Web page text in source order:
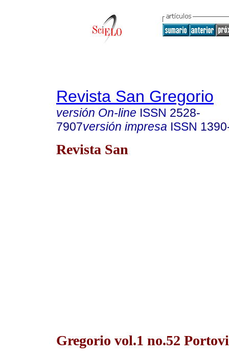
Revista San Gregorio
versión On-line ISSN 2528-
7907versión impresa ISSN
Revista San
Gregorio vol.1 no.52